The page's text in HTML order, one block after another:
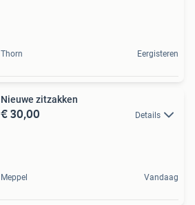
Thorn Eergisteren
Nieuwe zitzakken
€ 30,00 Details
Meppel Vandaag